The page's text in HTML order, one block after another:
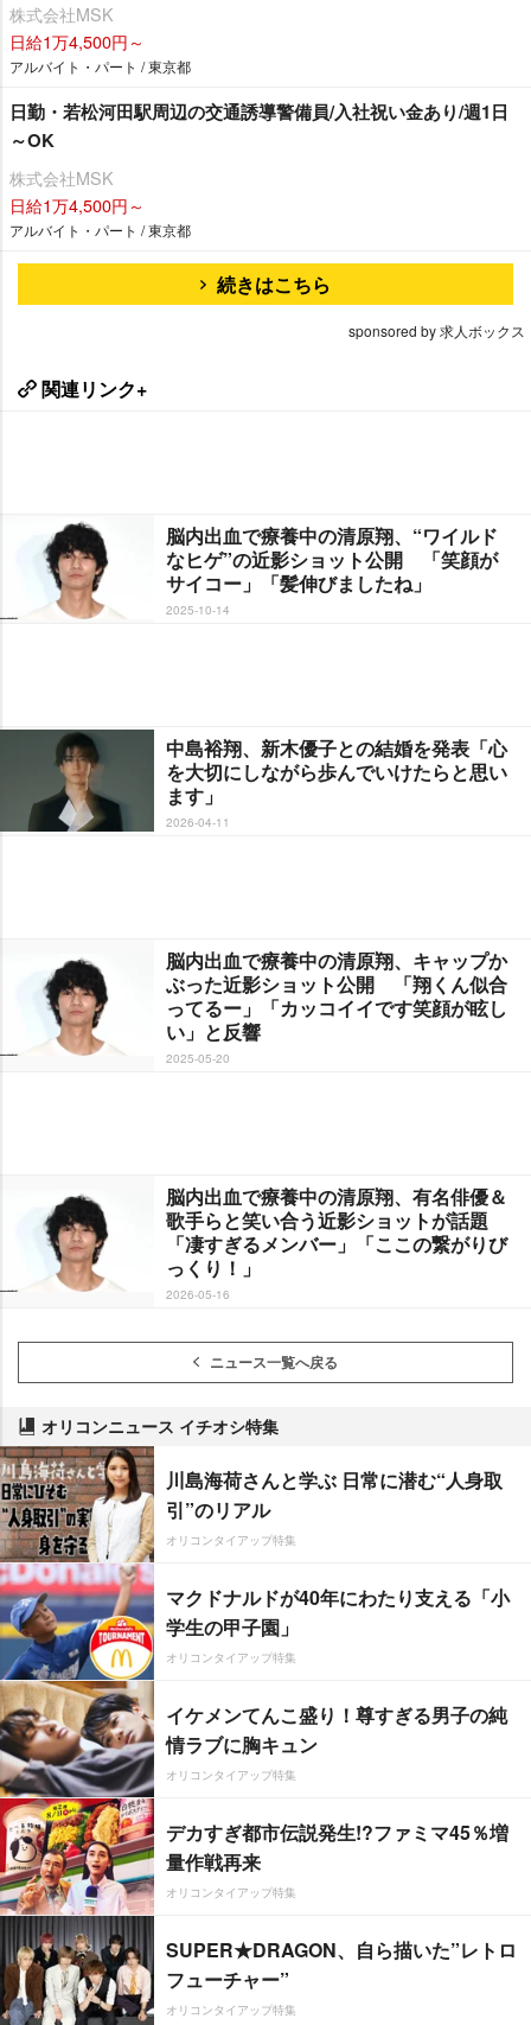
株式会社MSK
日給1万4,500円～
アルバイト・パート / 東京都
日勤・若松河田駅周辺の交通誘導警備員/入社祝い金あり/週1日
～OK
株式会社MSK
日給1万4,500円～
アルバイト・パート / 東京都
続きはこちら
sponsored by 求人ボックス
関連リンク+
脳内出血で療養中の清原翔、“ワイルド
なヒゲ”の近影ショット公開 「笑顔が
サイコー」「髪伸びましたね」
2025-10-14
中島裕翔、新木優子との結婚を発表「心
を大切にしながら歩んでいけたらと思い
ます」
2026-04-11
脳内出血で療養中の清原翔、キャップか
ぶった近影ショット公開 「翔くん似合
ってるー」「カッコイイです笑顔が眩し
い」と反響
2025-05-20
脳内出血で療養中の清原翔、有名俳優＆
歌手らと笑い合う近影ショットが話題
「凄すぎるメンバー」「ここの繋がりび
っくり！」
2026-05-16
ニュース一覧へ戻る
オリコンニュース イチオシ特集
川島海荷さんと学ぶ 日常に潜む“人身取
引”のリアル
オリコンタイアップ特集
マクドナルドが40年にわたり支える「小
学生の甲子園」
オリコンタイアップ特集
イケメンてんこ盛り！尊すぎる男子の純
情ラブに胸キュン
オリコンタイアップ特集
デカすぎ都市伝説発生!?ファミマ45％増
量作戦再来
オリコンタイアップ特集
SUPER★DRAGON、自ら描いた”レトロ
フューチャー”
オリコンタイアップ特集